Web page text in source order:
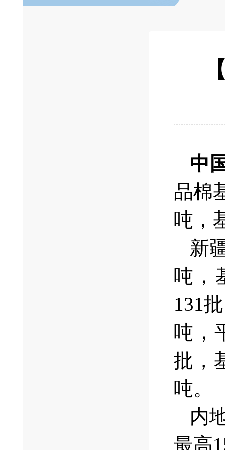
中
品棉
吨，
新
吨，
131
吨，
批，
吨。
内
最高